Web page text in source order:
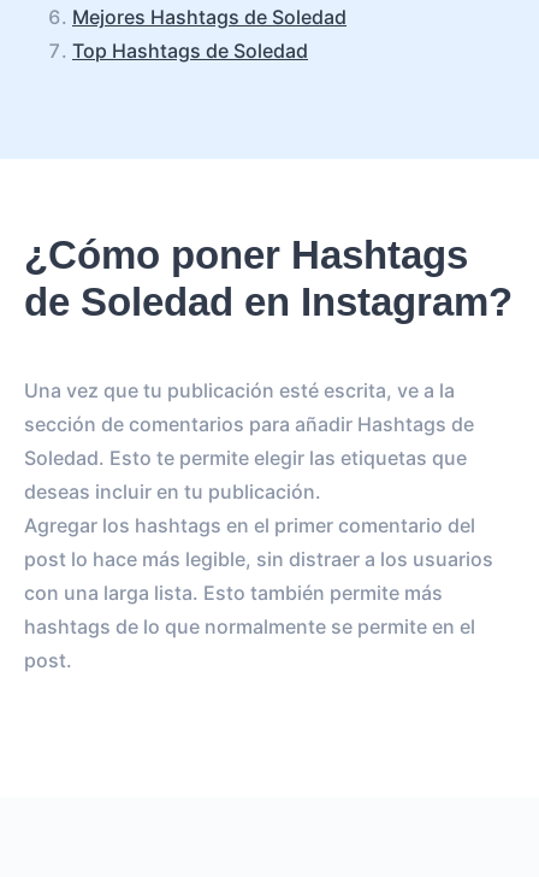
Mejores Hashtags de Soledad
Top Hashtags de Soledad
¿Cómo poner Hashtags
de Soledad en Instagram?
Una vez que tu publicación esté escrita, ve a la
sección de comentarios para añadir Hashtags de
Soledad. Esto te permite elegir las etiquetas que
deseas incluir en tu publicación.
Agregar los hashtags en el primer comentario del
post lo hace más legible, sin distraer a los usuarios
con una larga lista. Esto también permite más
hashtags de lo que normalmente se permite en el
post.